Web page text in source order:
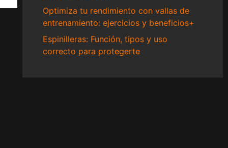
Optimiza tu rendimiento con vallas de
entrenamiento: ejercicios y beneficios+
Espinilleras: Función, tipos y uso
correcto para protegerte